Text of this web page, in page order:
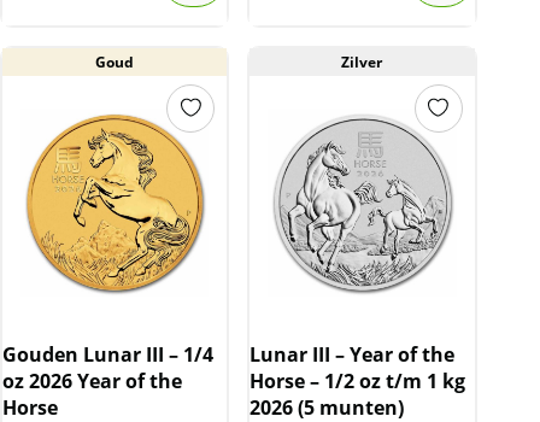
Goud
Gouden Lunar III – 1/4
oz 2026 Year of the
Horse
Zilver
Lunar III – Year of the
Horse – 1/2 oz t/m 1 kg
2026 (5 munten)